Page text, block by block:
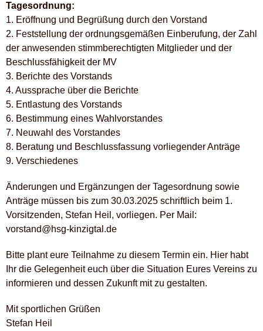
Tagesordnung:
1. Eröffnung und Begrüßung durch den Vorstand
2. Feststellung der ordnungsgemäßen Einberufung, der Zahl
der anwesenden stimmberechtigten Mitglieder und der
Beschlussfähigkeit der MV
3. Berichte des Vorstands
4. Aussprache über die Berichte
5. Entlastung des Vorstands
6. Bestimmung eines Wahlvorstandes
7. Neuwahl des Vorstandes
8. Beratung und Beschlussfassung vorliegender Anträge
9. Verschiedenes
Änderungen und Ergänzungen der Tagesordnung sowie
Anträge müssen bis zum 30.03.2025 schriftlich beim 1.
Vorsitzenden, Stefan Heil, vorliegen. Per Mail:
vorstand@hsg-kinzigtal.de
Bitte plant eure Teilnahme zu diesem Termin ein. Hier habt
Ihr die Gelegenheit euch über die Situation Eures Vereins zu
informieren und dessen Zukunft mit zu gestalten.
Mit sportlichen Grüßen
Stefan Heil